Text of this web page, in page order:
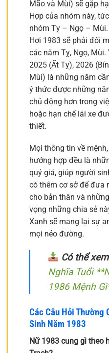
Mão và Mùi) sẽ gặp
Hợp của nhóm này,
nhóm Tỵ – Ngọ –
Hợi 1983 sẽ phải đối
các năm Tỵ, Ngọ,
2025 (Ất Tỵ), 2026
Mùi) là những năm
ý thức được những
chủ động hơn trong
hoặc hạn chế lái xe
thiết.
Mọi thông tin về
hướng hợp đều là
quý giá, giúp người
có thêm cơ sở để đưa
cho bản thân và
vọng những chia sẻ
Xanh sẽ mang lại sự
mọi nẻo đường.
Có thể
Nghĩa Tuổi
1986 Mệnh
Các Câu Hỏi Thường
Sinh Năm 1983
Nữ 1983 cung gì theo